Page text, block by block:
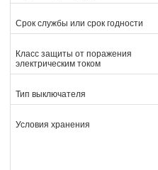
Срок службы или срок годности
Класс защиты от поражения
электрическим током
Тип выключателя
Условия хранения